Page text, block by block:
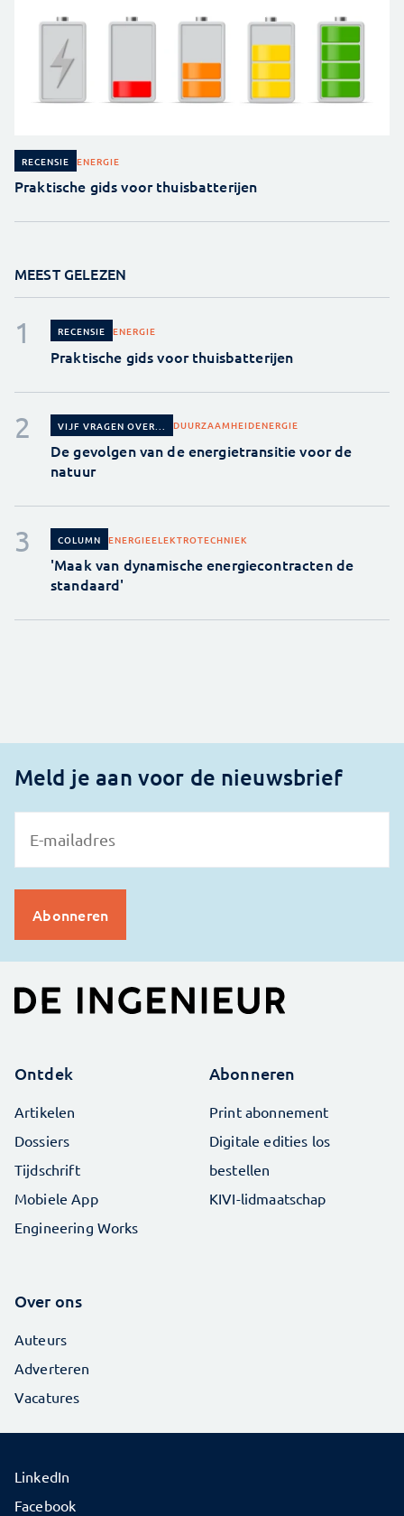
RECENSIE ENERGIE
Praktische gids voor thuisbatterijen
MEEST GELEZEN
RECENSIE ENERGIE
Praktische gids voor thuisbatterijen
VIJF VRAGEN OVER... DUURZAAMHEIDENERGIE
De gevolgen van de energietransitie voor de
natuur
COLUMN ENERGIEELEKTROTECHNIEK
'Maak van dynamische energiecontracten de
standaard'
Meld je aan voor de nieuwsbrief
Ontdek
Artikelen
Dossiers
Tijdschrift
Mobiele App
Engineering Works
Abonneren
Print abonnement
Digitale edities los
bestellen
KIVI-lidmaatschap
Over ons
Auteurs
Adverteren
Vacatures
LinkedIn
Facebook